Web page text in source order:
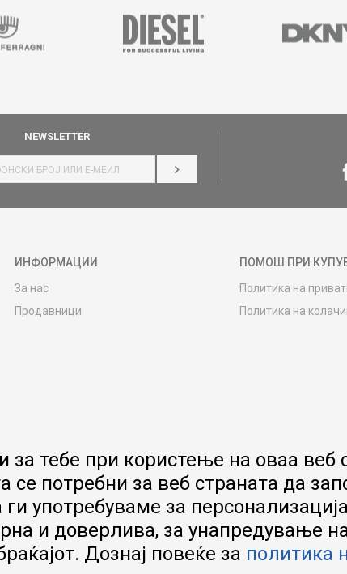
NEWSLETTER
НАЈАВИ СЕ
ИНФОРМАЦИИ
За нас
Продавници
Гаранција за производ
Ценовник
ПОМОШ ПРИ
Политика на
Политика на
Product Finder
FAQs
тебе при користење на оваа веб
потребни за веб страната да
употребуваме за
и доверлива, за унапредување
Дознај повеќе за политика